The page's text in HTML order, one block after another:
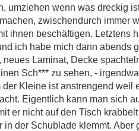
umziehen wenn was dreckig
zwischendurch immer
ihnen beschäftigen. Letztens
ich habe mich dann abends
Laminat, Decke
Sch*** zu sehen, -
Kleine ist anstrengend
Eigentlich kann man sich
er nicht auf den Tisch
der Schublade klemmt.